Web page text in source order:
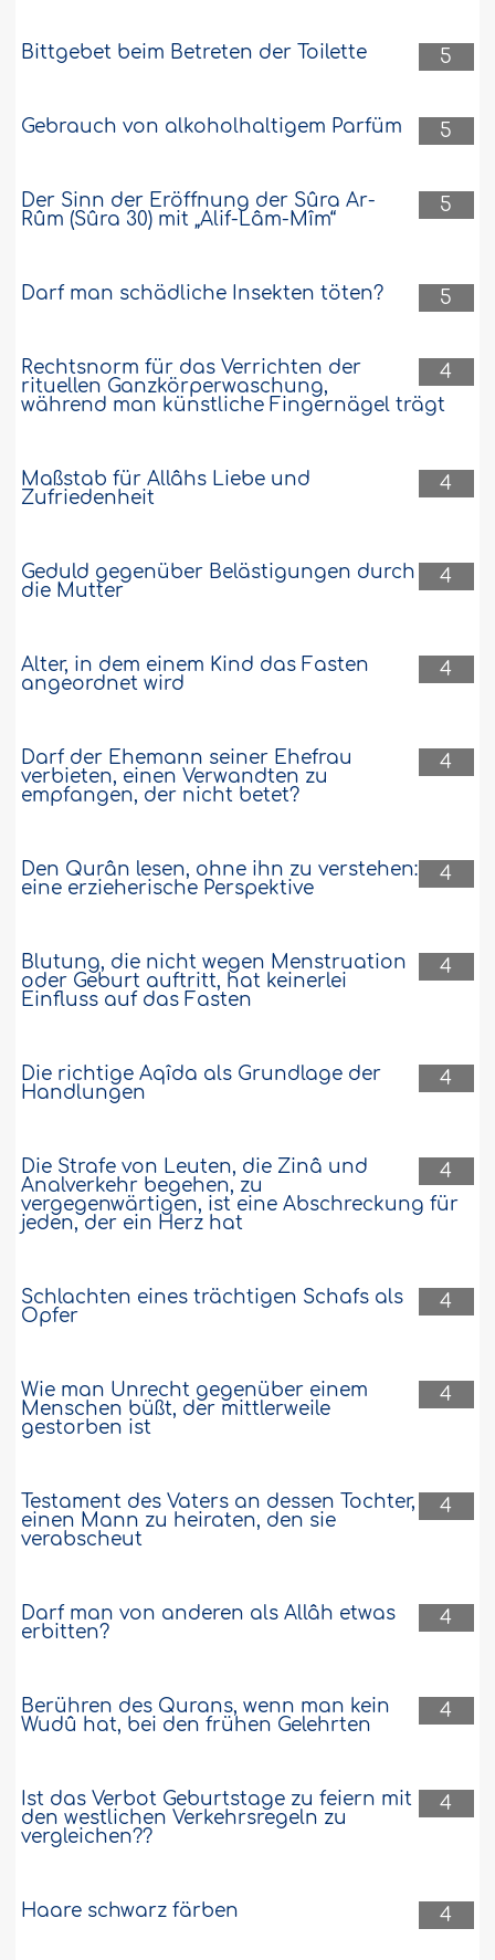
5
Bittgebet beim Betreten der Toilette
5
Gebrauch von alkoholhaltigem Parfüm
5
Der Sinn der Eröffnung der Sûra Ar-
Rûm (Sûra 30) mit „Alif-Lâm-Mîm“
5
Darf man schädliche Insekten töten?
4
Rechtsnorm für das Verrichten der
rituellen Ganzkörperwaschung,
während man künstliche Fingernägel trägt
4
Maßstab für Allâhs Liebe und
Zufriedenheit
4
Geduld gegenüber Belästigungen durch
die Mutter
4
Alter, in dem einem Kind das Fasten
angeordnet wird
4
Darf der Ehemann seiner Ehefrau
verbieten, einen Verwandten zu
empfangen, der nicht betet?
4
Den Qurân lesen, ohne ihn zu verstehen:
eine erzieherische Perspektive
4
Blutung, die nicht wegen Menstruation
oder Geburt auftritt, hat keinerlei
Einfluss auf das Fasten
4
Die richtige Aqîda als Grundlage der
Handlungen
4
Die Strafe von Leuten, die Zinâ und
Analverkehr begehen, zu
vergegenwärtigen, ist eine Abschreckung für
jeden, der ein Herz hat
4
Schlachten eines trächtigen Schafs als
Opfer
4
Wie man Unrecht gegenüber einem
Menschen büßt, der mittlerweile
gestorben ist
4
Testament des Vaters an dessen Tochter,
einen Mann zu heiraten, den sie
verabscheut
4
Darf man von anderen als Allâh etwas
erbitten?
4
Berühren des Qurans, wenn man kein
Wudû hat, bei den frühen Gelehrten
4
Ist das Verbot Geburtstage zu feiern mit
den westlichen Verkehrsregeln zu
vergleichen??
4
Haare schwarz färben